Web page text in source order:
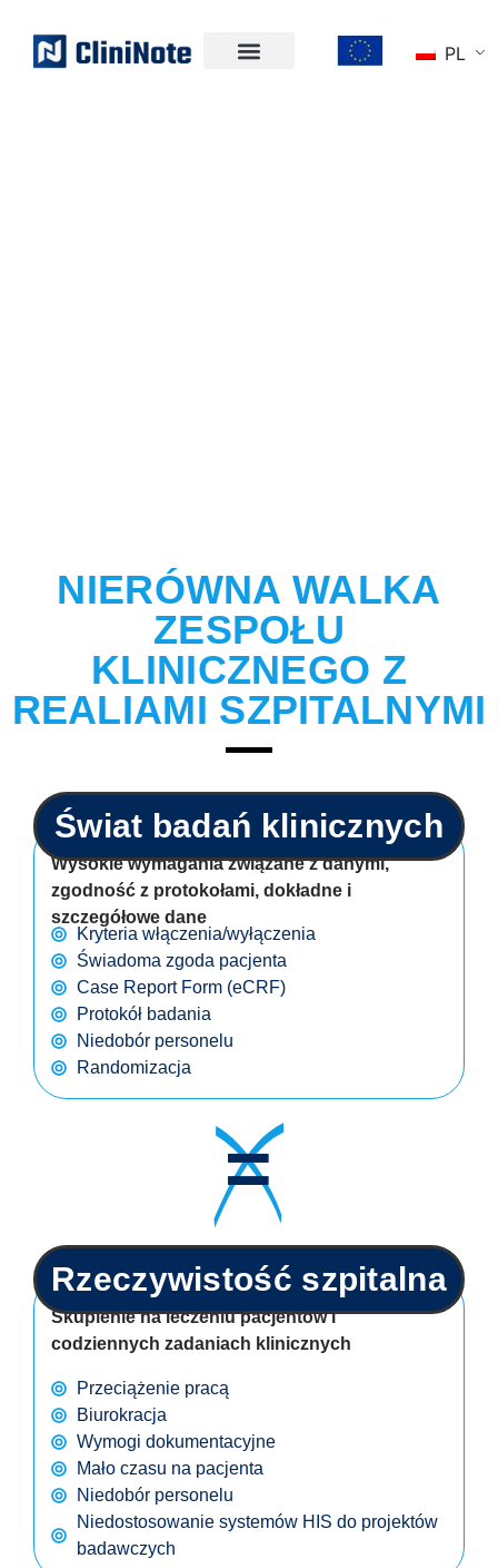
PL
NIERÓWNA WALKA
ZESPOŁU
KLINICZNEGO Z
REALIAMI SZPITALNYMI
Świat badań klinicznych
Wysokie wymagania związane z danymi,
zgodność z protokołami, dokładne i
szczegółowe dane
Kryteria włączenia/wyłączenia
Świadoma zgoda pacjenta
Case Report Form (eCRF)
Protokół badania
Niedobór personelu
Randomizacja
=
Rzeczywistość szpitalna
Skupienie na leczeniu pacjentów i
codziennych zadaniach klinicznych
Przeciążenie pracą
Biurokracja
Wymogi dokumentacyjne
Mało czasu na pacjenta
Niedobór personelu
Niedostosowanie systemów HIS do projektów
badawczych